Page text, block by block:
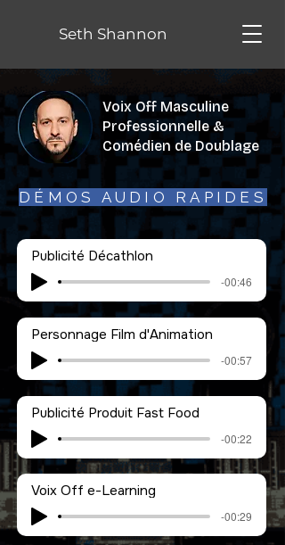
Seth Shannon
Voix Off Masculine
Professionnelle &
Comédien de Doublage
DÉMOS AUDIO RAPIDES
Publicité Décathlon
-00:46
Personnage Film d'Animation
-00:57
Publicité Produit Fast Food
-00:22
Voix Off e-Learning
-00:29